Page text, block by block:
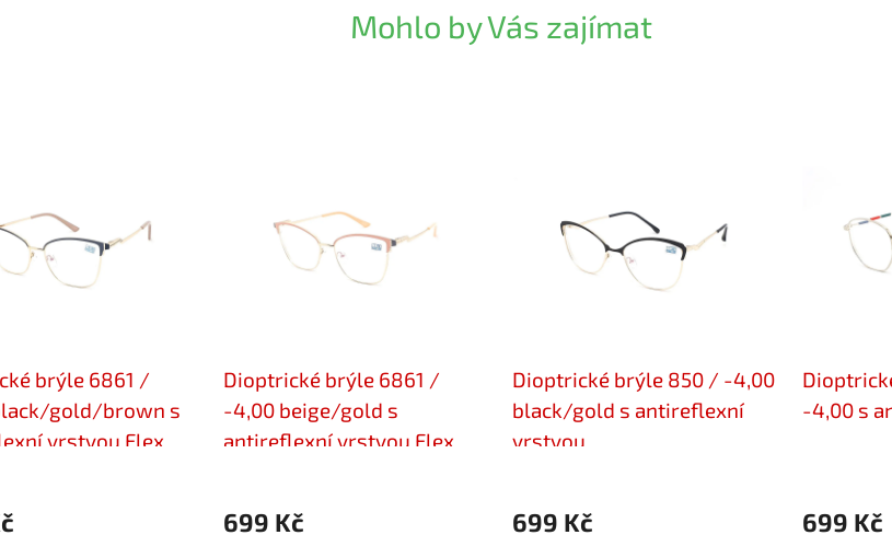
Mohlo by Vás zajímat
brýle 6861 /
gold/brown s
vrstvou Flex
Dioptrické brýle 6861 /
-4,00 beige/gold s
antireflexní vrstvou Flex
699 Kč
Dioptrické brýle 850 / -4,00
black/gold s antireflexní
vrstvou
699 Kč
-4,00 s
699 Kč